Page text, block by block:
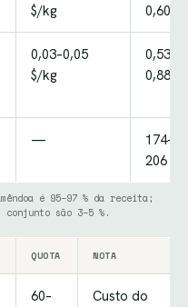
$/kg
0,60 $
0,03–0,05
$/kg
0,53–
0,88 $
—
174–
206 $
é 95–97 % da receita;
são 3–5 %.
QUOTA NOTA
60–
Custo do